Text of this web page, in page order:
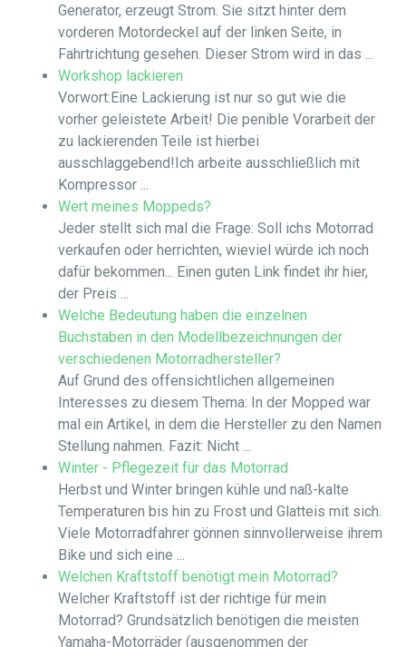
Generator, erzeugt Strom. Sie sitzt hinter dem
vorderen Motordeckel auf der linken Seite, in
Fahrtrichtung gesehen. Dieser Strom wird in das ...
Workshop lackieren
Vorwort:Eine Lackierung ist nur so gut wie die
vorher geleistete Arbeit! Die penible Vorarbeit der
zu lackierenden Teile ist hierbei
ausschlaggebend!Ich arbeite ausschließlich mit
Kompressor ...
Wert meines Moppeds?
Jeder stellt sich mal die Frage: Soll ichs Motorrad
verkaufen oder herrichten, wieviel würde ich noch
dafür bekommen... Einen guten Link findet ihr hier,
der Preis ...
Welche Bedeutung haben die einzelnen
Buchstaben in den Modellbezeichnungen der
verschiedenen Motorradhersteller?
Auf Grund des offensichtlichen allgemeinen
Interesses zu diesem Thema: In der Mopped war
mal ein Artikel, in dem die Hersteller zu den Namen
Stellung nahmen. Fazit: Nicht ...
Winter - Pflegezeit für das Motorrad
Herbst und Winter bringen kühle und naß-kalte
Temperaturen bis hin zu Frost und Glatteis mit sich.
Viele Motorradfahrer gönnen sinnvollerweise ihrem
Bike und sich eine ...
Welchen Kraftstoff benötigt mein Motorrad?
Welcher Kraftstoff ist der richtige für mein
Motorrad? Grundsätzlich benötigen die meisten
Yamaha-Motorräder (ausgenommen der